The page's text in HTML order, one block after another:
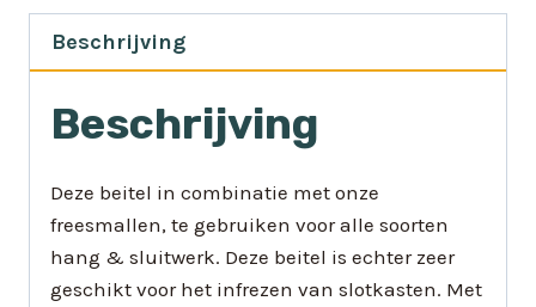
Beschrijving
Beschrijving
Deze beitel in combinatie met onze
freesmallen, te gebruiken voor alle soorten
hang & sluitwerk. Deze beitel is echter zeer
geschikt voor het infrezen van slotkasten. Met